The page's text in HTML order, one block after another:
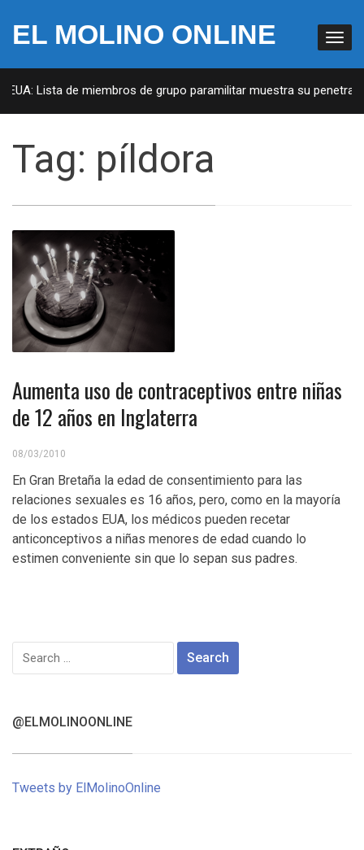
EL MOLINO ONLINE
Lista de miembros de grupo paramilitar muestra su
Tag: píldora
Aumenta uso de contraceptivos entre niñas
de 12 años en Inglaterra
08/03/2010
En Gran Bretaña la edad de consentimiento para las
relaciones sexuales es 16 años, pero, como en la mayoría
de los estados EUA, los médicos pueden recetar
anticonceptivos a niñas menores de edad cuando lo
estimen conveniente sin que lo sepan sus padres.
Search
for:
@ELMOLINOONLINE
Tweets by ElMolinoOnline